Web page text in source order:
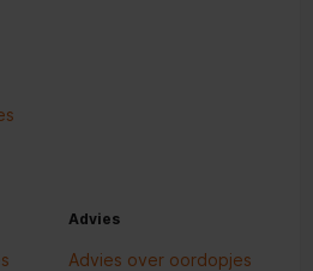
Advies
Advies over oordopjes